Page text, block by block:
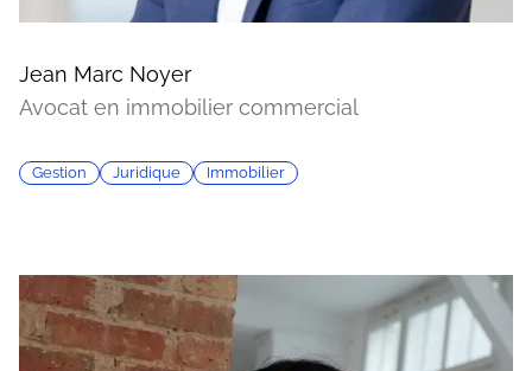
Jean Marc Noyer
Avocat en immobilier commercial
Gestion Juridique Immobilier